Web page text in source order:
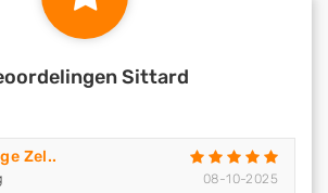
Sittard
Zel..
08-10-2025